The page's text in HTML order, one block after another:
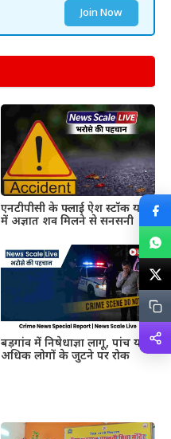
Join Now
एनटीपीसी के फ्लाई ऐश स्टॉक यार्ड
में अज्ञात शव मिलने से सनसनी
बड़गांव में निषेधाज्ञा लागू, पांच या
अधिक लोगों के जुटने पर रोक